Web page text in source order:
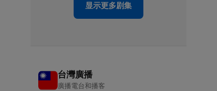
显示更多剧集
台灣廣播
廣播電台和播客